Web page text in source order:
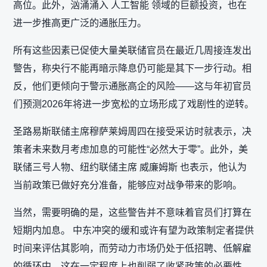
高位。此外，汹涌涌入 人工智能 领域的巨额投资，也在
进一步推高更广泛的通胀压力。
所有这些因素已促使大量美联储官员在最近几周接连发出
警告，称央行不能再暗示降息仍可能是其下一步行动。相
反，他们更倾向于警示通胀高企的风险——这与年初官员
们预测2026年将进一步宽松的立场形成了戏剧性的逆转。
圣路易斯联储主席穆萨莱姆周四在接受采访时就表示，决
策者未来数月考虑加息的可能性“必然大于零”。此外，美
联储三号人物、纽约联储主席 威廉姆斯 也表示，他认为
当前政策已做好充分准备，能够应对战争带来的影响。
当然，需要明确的是，这些警告并不意味着官员们打算在
短期内加息。 中东冲突的缓和或许有望为政策制定者提供
时间来评估其影响，而劳动力市场仍处于低招聘、低解雇